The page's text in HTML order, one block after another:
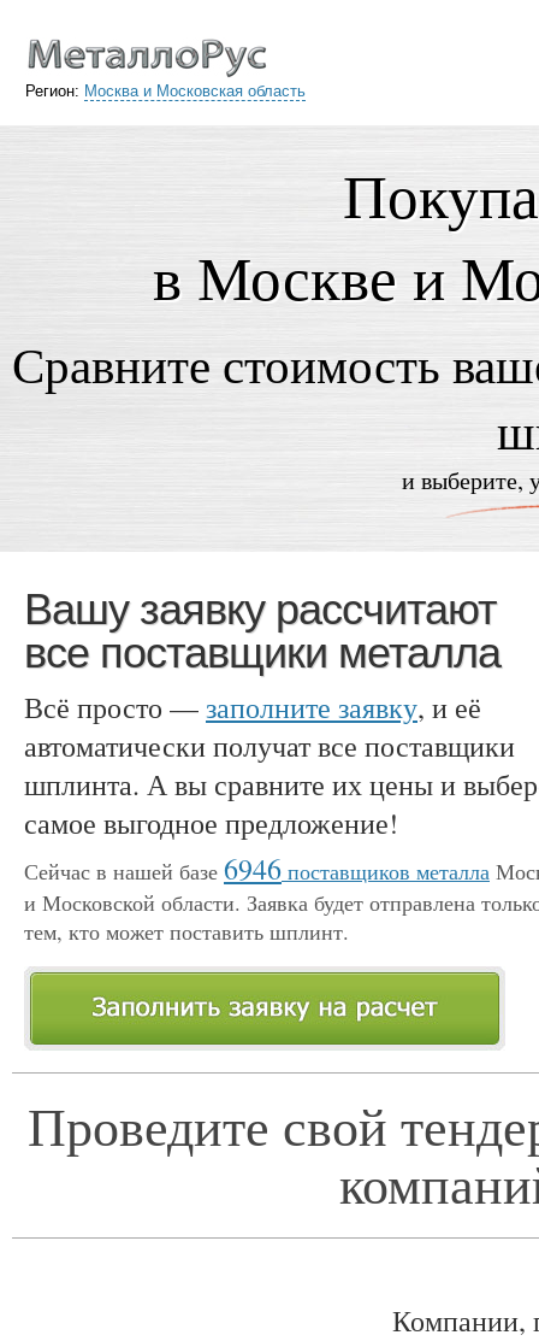
Регион: Москва и Московская область
в Москве и
Сравните стоимость
и выберите,
Вашу заявку рассчитают
все поставщики металла
Всё просто —заполните заявку, и её
автоматически получат все поставщики
шплинта. А вы сравните их цены и
самое выгодное предложение!
Сейчас в нашей базе 6946 поставщиков металла
и Московской области. Заявка будет отправлена
тем, кто может поставить шплинт.
Проведите свой
Компании,